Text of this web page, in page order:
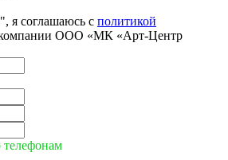
я соглашаюсь с политикой
ООО «МК «Арт-Центр